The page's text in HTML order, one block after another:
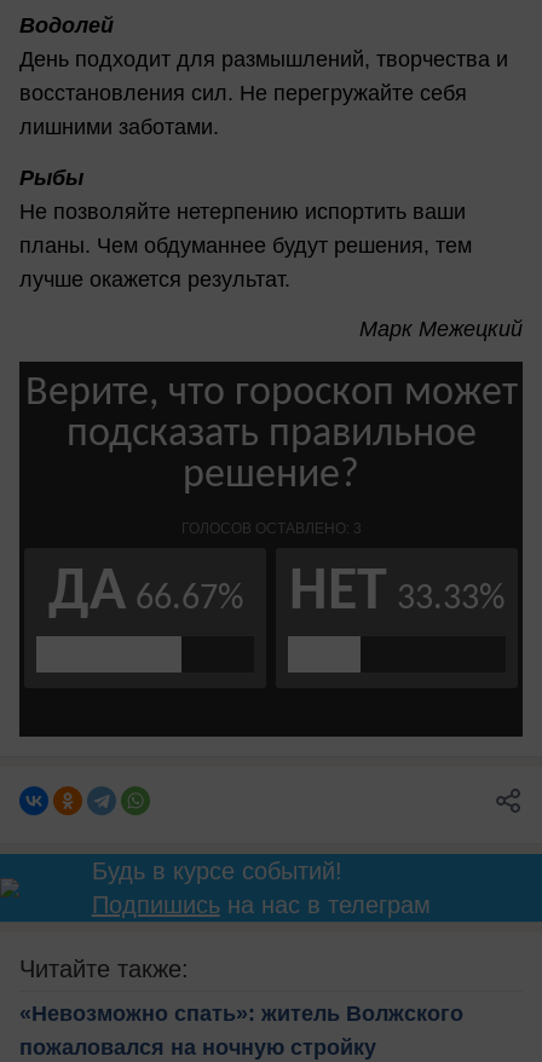
Водолей
День подходит для размышлений, творчества и
восстановления сил. Не перегружайте себя
лишними заботами.
Рыбы
Не позволяйте нетерпению испортить ваши
планы. Чем обдуманнее будут решения, тем
лучше окажется результат.
Марк Межецкий
Будь в курсе событий!
Подпишисьна нас в телеграм
Читайте также:
«Невозможно спать»: житель Волжского
пожаловался на ночную стройку